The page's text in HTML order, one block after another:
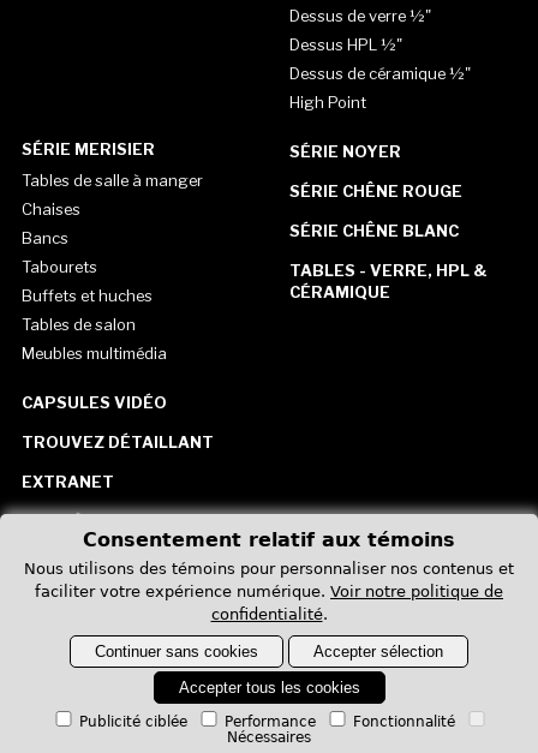
Dessus de verre ½"
Dessus HPL ½"
Dessus de céramique ½"
High Point
SÉRIE MERISIER
Tables de salle à manger
Chaises
Bancs
Tabourets
Buffets et huches
Tables de salon
Meubles multimédia
SÉRIE NOYER
SÉRIE CHÊNE ROUGE
SÉRIE CHÊNE BLANC
TABLES - VERRE, HPL &
CÉRAMIQUE
CAPSULES VIDÉO
TROUVEZ DÉTAILLANT
EXTRANET
CONTACTEZ-NOUS
États-Unis
Consentement relatif aux témoins
Nous utilisons des témoins pour personnaliser nos contenus et
faciliter votre expérience numérique. Voir notre politique de
confidentialité.
Continuer sans cookies
Accepter sélection
Accepter tous les cookies
Publicité ciblée Performance
Fonctionnalité
Nécessaires